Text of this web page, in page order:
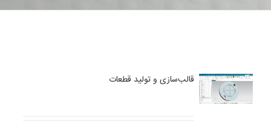
قالب‌سازی و تولید قطعات